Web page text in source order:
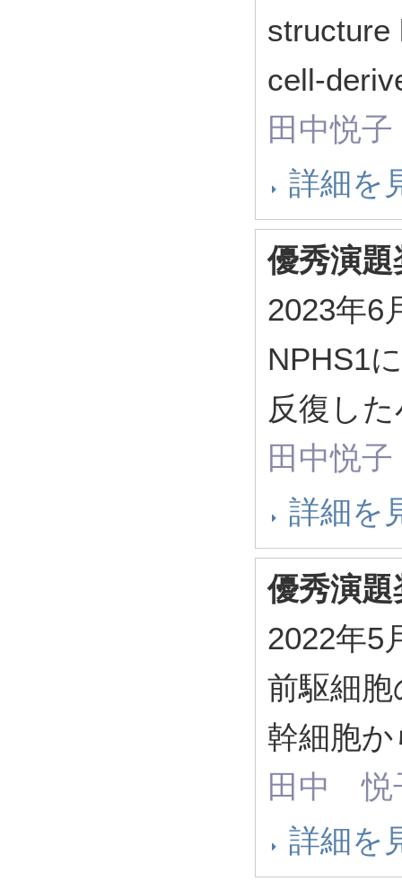
structure
cell-
田中悦子
詳細を
優秀演題
2023年
NPHS1
反復し
田中悦子
詳細を
優秀演題
2022年
前駆細
幹細胞
田中 悦
詳細を